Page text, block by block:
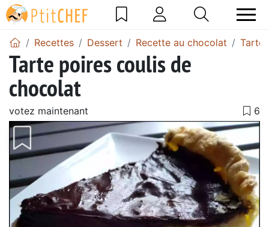
Recettes Dessert Recette au chocolat Tarte
Tarte poires coulis de
chocolat
votez maintenant